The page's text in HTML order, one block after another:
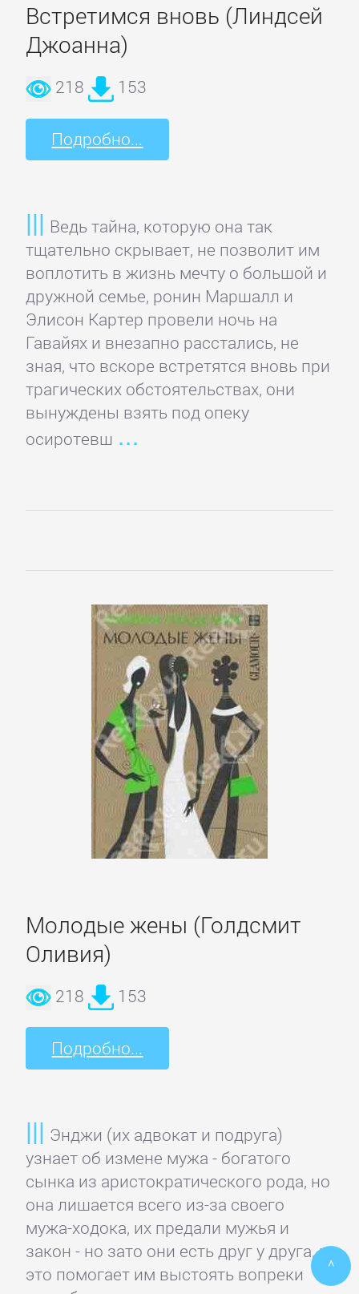
Встретимся вновь (Линдсей
Джоанна)
218 153
Подробно...
Ведь тайна, которую она так
тщательно скрывает, не позволит им
воплотить в жизнь мечту о большой и
дружной семье, ронин Маршалл и
Элисон Картер провели ночь на
Гавайях и внезапно расстались, не
зная, что вскоре встретятся вновь при
трагических обстоятельствах, они
вынуждены взять под опеку
осиротевш
Молодые жены (Голдсмит
Оливия)
218 153
Подробно...
Энджи (их адвокат и подруга)
узнает об измене мужа - богатого
сынка из аристократического рода, но
она лишается всего из-за своего
мужа-ходока, их предали мужья и
закон - но зато они есть друг у друга, и
это помогает им выстоять вопреки
Педагогика
Политика,
политология
литература
Социология
Техническая
литература
Физика
Философия
Юриспруденция,
ПОВЕСТИ
РАССКАЗЫ
Рассказы
ПОЭЗИЯ
И
ДРАМА
Драматургия
Зарубежная
драматургия
Зарубежные
стихи
Поэзия
^